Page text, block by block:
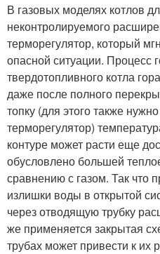
В газовых моделях котлов
неконтролируемого
терморегулятор, который
опасной ситуации. Процесс
твердотопливного котла
даже после полного
топку (для этого также
терморегулятор)
контуре может расти еще
обусловлено большей
сравнению с газом. Так что
излишки воды в открытой
через отводящую трубку
же применяется закрытая
трубах может привести к их